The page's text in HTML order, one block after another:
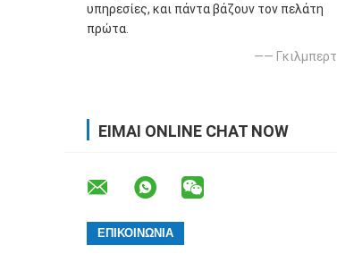
υπηρεσίες, και πάντα βάζουν τον πελάτη
πρώτα.
—— Γκιλμπερτ
ΕΊΜΑΙ ONLINE CHAT NOW